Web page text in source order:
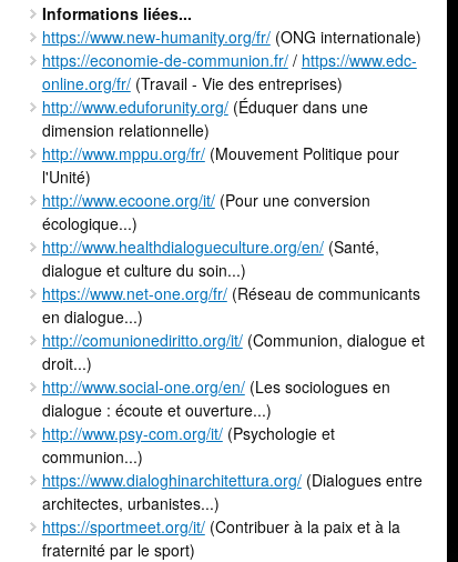
Informations liées...
https://www.new-humanity.org/fr/(ONG internationale)
https://economie-de-communion.fr// https://www.edc-
online.org/fr/(Travail - Vie des entreprises)
http://www.eduforunity.org/(Éduquer dans une
dimension relationnelle)
http://www.mppu.org/fr/(Mouvement Politique pour
l'Unité)
http://www.ecoone.org/it/(Pour une conversion
écologique...)
http://www.healthdialogueculture.org/en/(Santé,
dialogue et culture du soin...)
https://www.net-one.org/fr/(Réseau de communicants
en dialogue...)
http://comunionediritto.org/it/(Communion, dialogue et
droit...)
http://www.social-one.org/en/(Les sociologues en
dialogue : écoute et ouverture...)
http://www.psy-com.org/it/(Psychologie et
communion...)
https://www.dialoghinarchitettura.org/(Dialogues entre
architectes, urbanistes...)
https://sportmeet.org/it/(Contribuer à la paix et à la
fraternité par le sport)